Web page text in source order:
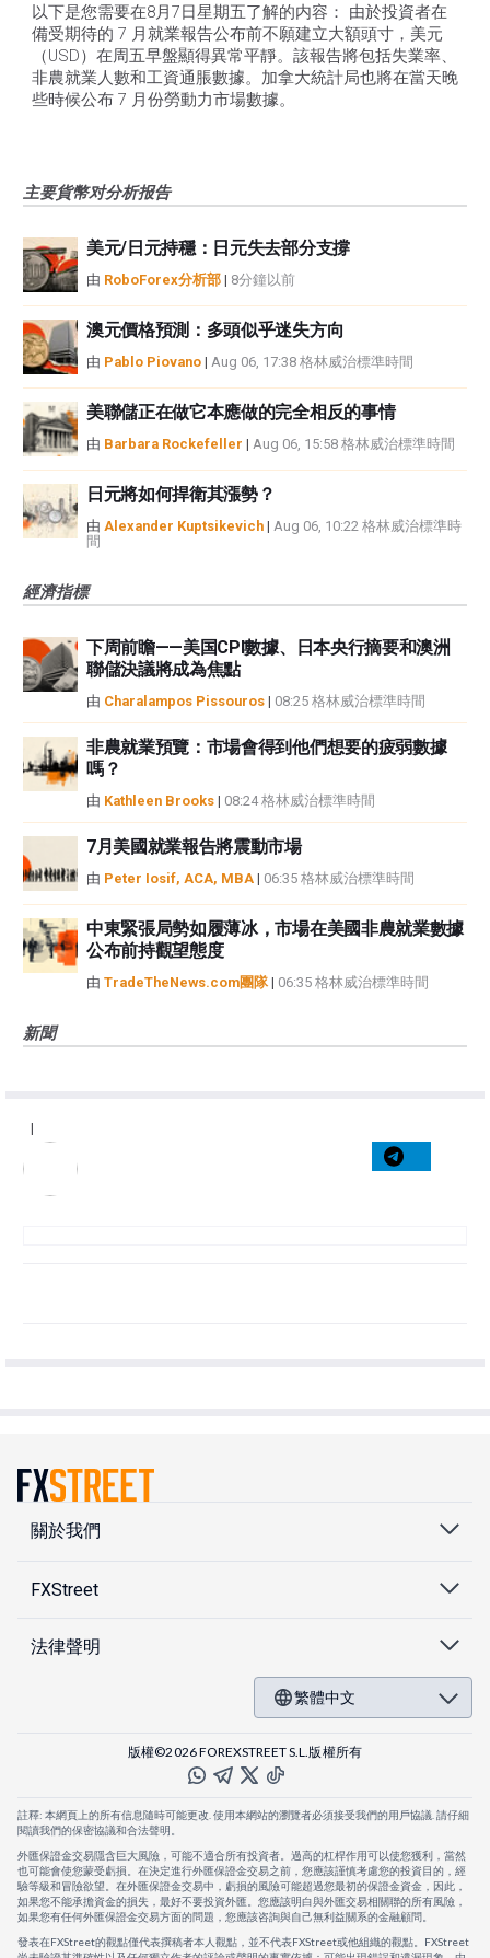
以下是您需要在8月7日星期五了解的内容： 由於投資者在
備受期待的 7 月就業報告公布前不願建立大額頭寸，美元
（USD）在周五早盤顯得異常平靜。該報告將包括失業率、
非農就業人數和工資通脹數據。加拿大統計局也將在當天晚
些時候公布 7 月份勞動力市場數據。
主要貨幣对分析报告
美元/日元持穩：日元失去部分支撐
由 RoboForex分析部 | 8分鐘以前
澳元價格預測：多頭似乎迷失方向
由 Pablo Piovano | Aug 06, 17:38 格林威治標準時間
美聯儲正在做它本應做的完全相反的事情
由 Barbara Rockefeller | Aug 06, 15:58 格林威治標準時間
日元將如何捍衛其漲勢？
由 Alexander Kuptsikevich | Aug 06, 10:22 格林威治標準時
間
經濟指標
下周前瞻——美国CPI數據、日本央行摘要和澳洲
聯儲決議將成為焦點
由 Charalampos Pissouros | 08:25 格林威治標準時間
非農就業預覽：市場會得到他們想要的疲弱數據
嗎？
由 Kathleen Brooks | 08:24 格林威治標準時間
7月美國就業報告將震動市場
由 Peter Iosif, ACA, MBA | 06:35 格林威治標準時間
中東緊張局勢如履薄冰，市場在美國非農就業數據
公布前持觀望態度
由 TradeTheNews.com團隊| 06:35 格林威治標準時間
新聞
|
關於我們
FXStreet
法律聲明
繁體中文
版權©2026 FOREXSTREET S.L.版權所有
註釋: 本網頁上的所有信息隨時可能更改. 使用本網站的瀏覽者必須接受我們的用戶協議. 請仔細
閱讀我們的保密協議和合法聲明。
外匯保證金交易隱含巨大風險，可能不適合所有投資者。過高的杠桿作用可以使您獲利，當然
也可能會使您蒙受虧損。在決定進行外匯保證金交易之前，您應該謹慎考慮您的投資目的，經
驗等級和冒險欲望。在外匯保證金交易中，虧損的風險可能超過您最初的保證金資金，因此，
如果您不能承擔資金的損失，最好不要投資外匯。您應該明白與外匯交易相關聯的所有風險，
如果您有任何外匯保證金交易方面的問題，您應該咨詢與自己無利益關系的金融顧問。
發表在FXStreet的觀點僅代表撰稿者本人觀點，並不代表FXStreet或他組織的觀點。FXStreet